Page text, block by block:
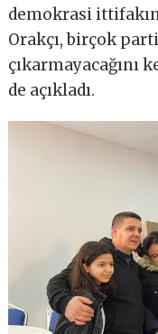
demokrasi
Orakçı, birçok
de açıkladı.